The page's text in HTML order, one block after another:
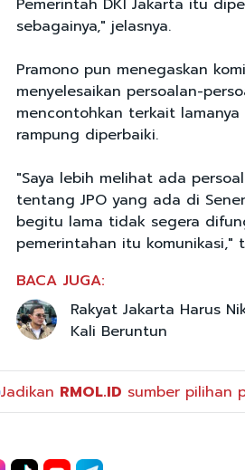
Pemerintah DKI Jakarta itu
sebagainya," jelasnya.
Pramono pun menegaskan
menyelesaikan persoalan-
mencontohkan terkait lamanya
rampung diperbaiki.
"Saya lebih melihat ada
tentang JPO yang ada di
begitu lama tidak segera
pemerintahan itu komunikasi,"
BACA JUGA:
Rakyat Jakarta Harus
Kali Beruntun
Jadikan RMOL.ID sumber pilihan